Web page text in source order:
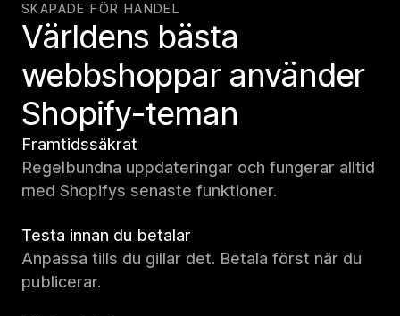
SKAPADE FÖR HANDEL
Världens bästa
webbshoppar använder
Shopify-teman
Framtidssäkrat
Regelbundna uppdateringar och fungerar alltid
med Shopifys senaste funktioner.
Testa innan du betalar
Anpassa tills du gillar det. Betala först när du
publicerar.